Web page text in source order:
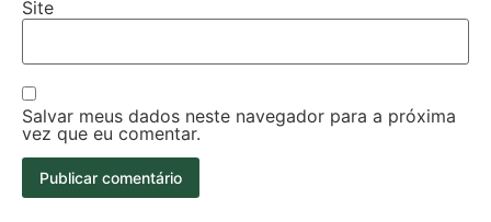
Site
Salvar meus dados neste navegador para a próxima
vez que eu comentar.